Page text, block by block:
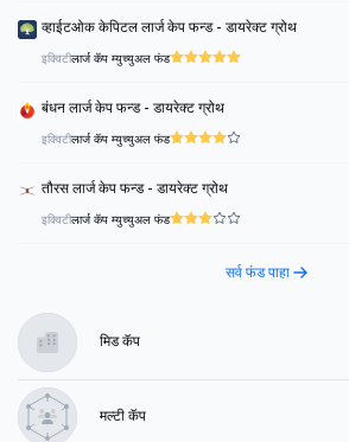
व्हाईटओक केपिटल लार्ज केप फन्ड - डायरेक्ट ग्रोथ
इक्विटीलार्ज कॅप म्युच्युअल फंड
बंधन लार्ज केप फन्ड - डायरेक्ट ग्रोथ
इक्विटीलार्ज कॅप म्युच्युअल फंड
तौरस लार्ज केप फन्ड - डायरेक्ट ग्रोथ
इक्विटीलार्ज कॅप म्युच्युअल फंड
सर्व फंड पाहा
मिड कॅप
मल्टी कॅप